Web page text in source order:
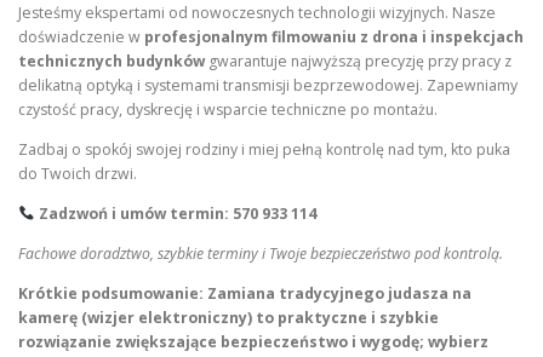
Jesteśmy ekspertami od nowoczesnych technologii wizyjnych. Nasze
doświadczenie w profesjonalnym filmowaniu z drona i inspekcjach
technicznych budynkówgwarantuje najwyższą precyzję przy pracy z
delikatną optyką i systemami transmisji bezprzewodowej. Zapewniamy
czystość pracy, dyskrecję i wsparcie techniczne po montażu.
Zadbaj o spokój swojej rodziny i miej pełną kontrolę nad tym, kto puka
do Twoich drzwi.
Zadzwoń i umów termin: 570 933 114
Fachowe doradztwo, szybkie terminy i Twoje bezpieczeństwo pod kontrolą.
Krótkie podsumowanie: Zamiana tradycyjnego judasza na
kamerę (wizjer elektroniczny) to praktyczne i szybkie
rozwiązanie zwiększające bezpieczeństwo i wygodę; wybierz